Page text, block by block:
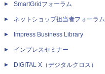
SmartGridフォーラム
ネットショップ担当者フォーラム
Impress Business Library
インプレスセミナー
DIGITAL X（デジタルクロス）